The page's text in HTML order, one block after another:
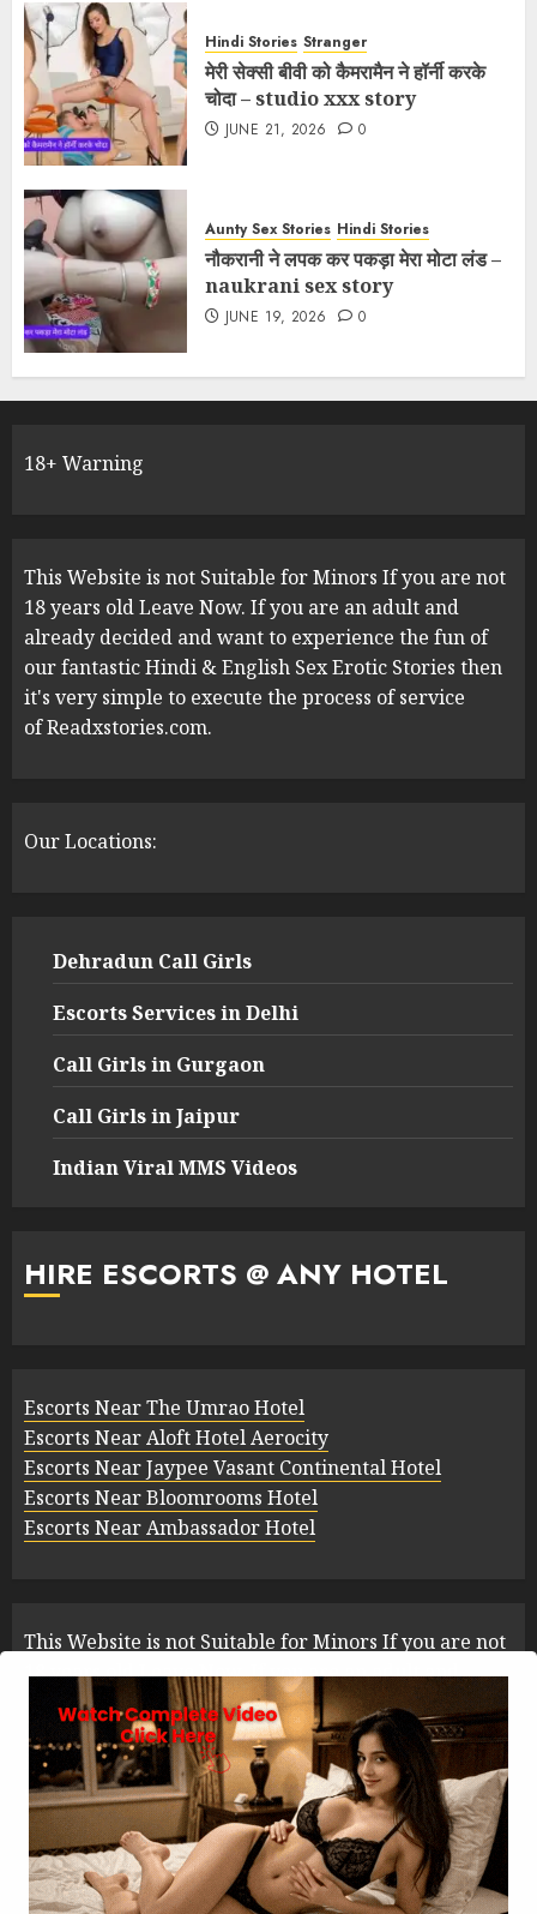
Hindi Stories Stranger
मेरी सेक्सी बीवी को कैमरामैन ने हॉर्नी करके
चोदा – studio xxx story
JUNE 21, 2026 0
Aunty Sex Stories Hindi Stories
नौकरानी ने लपक कर पकड़ा मेरा मोटा लंड –
naukrani sex story
JUNE 19, 2026 0
18+ Warning
This Website is not Suitable for Minors If you are not
18 years old Leave Now. If you are an adult and
already decided and want to experience the fun of
our fantastic Hindi & English Sex Erotic Stories then
it's very simple to execute the process of service
of Readxstories.com.
Our Locations:
Dehradun Call Girls
Escorts Services in Delhi
Call Girls in Gurgaon
Call Girls in Jaipur
Indian Viral MMS Videos
HIRE ESCORTS @ ANY HOTEL
Escorts Near The Umrao Hotel
Escorts Near Aloft Hotel Aerocity
Escorts Near Jaypee Vasant Continental Hotel
Escorts Near Bloomrooms Hotel
Escorts Near Ambassador Hotel
This Website is not Suitable for Minors If you are not
18 years old Leave Now. If you are an adult and
already decided and want to experience the fun of
our fantastic Hindi & English Sex Erotic Stories then
it's very simple to execute the process of service
of Readxstories.com.
Copyright © 2026 Desixstory.com. All rights reserved.|